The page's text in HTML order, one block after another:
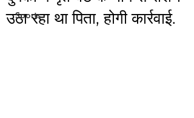
Sports
उठा रहा था पिता, होगी कार्रवाई.